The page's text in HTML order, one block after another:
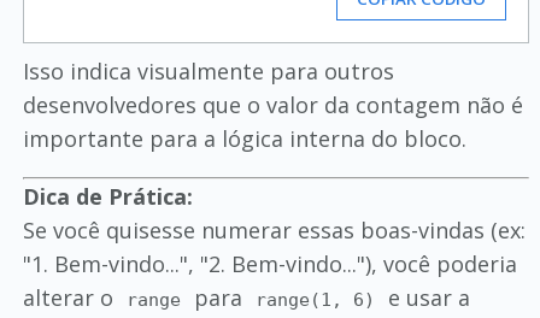
Isso indica visualmente para outros
desenvolvedores que o valor da contagem não é
importante para a lógica interna do bloco.
Dica de Prática:
Se você quisesse numerar essas boas-vindas (ex:
"1. Bem-vindo...", "2. Bem-vindo..."), você poderia
alterar o
range para range(1, 6)
e usar a